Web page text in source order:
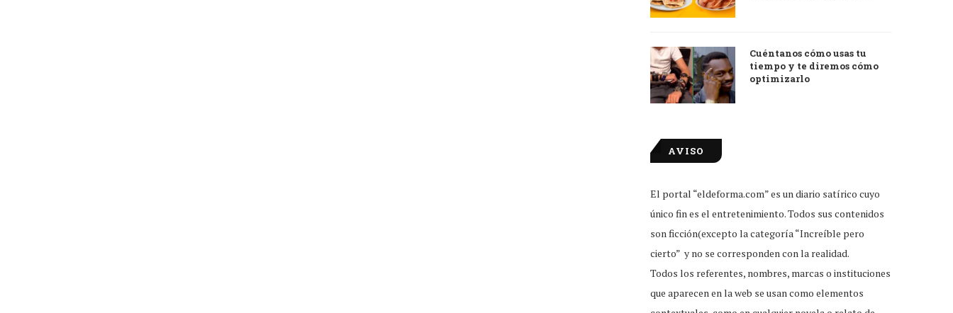
Cuéntanos cómo usas tu
tiempo y te diremos cómo
optimizarlo
AVISO
El portal “eldeforma.com” es un diario satírico cuyo
único fin es el entretenimiento. Todos sus contenidos
son ficción(excepto la categoría “Increíble pero
cierto” y no se corresponden con la realidad.
Todos los referentes, nombres, marcas o instituciones
que aparecen en la web se usan como elementos